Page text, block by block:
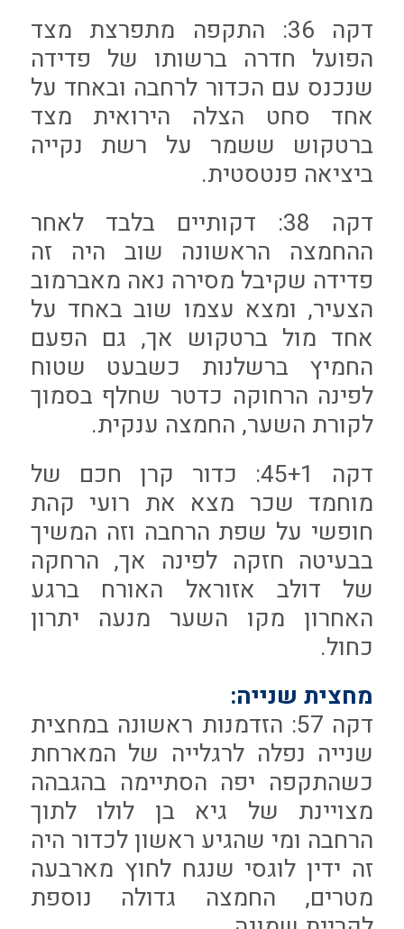
דקה 36: התקפה מתפרצת מצד
הפועל חדרה ברשותו של פדידה
שנכנס עם הכדור לרחבה ובאחד על
אחד סחט הצלה הירואית מצד
ברטקוש ששמר על רשת נקייה
ביציאה פנטסטית.
דקה 38: דקותיים בלבד לאחר
ההחמצה הראשונה שוב היה זה
פדידה שקיבל מסירה נאה מאברמוב
הצעיר, ומצא עצמו שוב באחד על
אחד מול ברטקוש אך, גם הפעם
החמיץ ברשלנות כשבעט שטוח
לפינה הרחוקה כדטר שחלף בסמוך
לקורת השער, החמצה ענקית.
דקה 45+1: כדור קרן חכם של
מוחמד שכר מצא את רועי קהת
חופשי על שפת הרחבה וזה המשיך
בבעיטה חזקה לפינה אך, הרחקה
של דולב אזוראל האורח ברגע
האחרון מקו השער מנעה יתרון
כחול.
מחצית שנייה:
דקה 57: הזדמנות ראשונה במחצית
שנייה נפלה לרגלייה של המארחת
כשהתקפה יפה הסתיימה בהגבהה
מצויינת של גיא בן לולו לתוך
הרחבה ומי שהגיע ראשון לכדור היה
זה ידין לוגסי שנגח לחוץ מארבעה
מטרים, החמצה גדולה נוספת